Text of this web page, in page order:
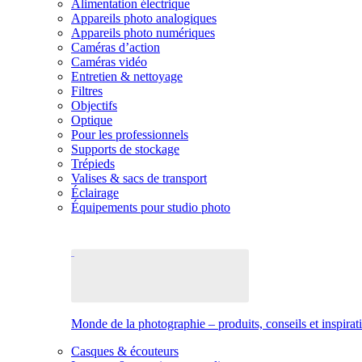
Alimentation électrique
Appareils photo analogiques
Appareils photo numériques
Caméras d’action
Caméras vidéo
Entretien & nettoyage
Filtres
Objectifs
Optique
Pour les professionnels
Supports de stockage
Trépieds
Valises & sacs de transport
Éclairage
Équipements pour studio photo
Monde de la photographie – produits, conseils et
Casques & écouteurs